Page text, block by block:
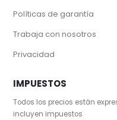
Políticas de garantía
Trabaja con nosotros
Privacidad
IMPUESTOS
Todos los precios están
incluyen impuestos